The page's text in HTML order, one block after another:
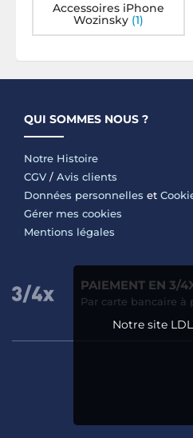
Accessoires iPhone
Wozinsky (1)
QUI SOMMES NOUS ?
Notre Histoire
CGV / Avis clients
Données personnelles et
Gérer mes cookies
Mentions légales
PAIEMENT EN 3/
Par carte bancaire à
Notre site